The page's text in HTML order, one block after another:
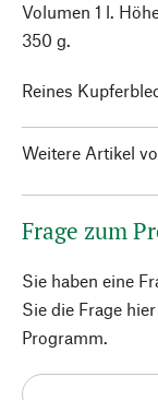
Volumen 1 l.
350 g.
Reines
Weitere Artikel
Frage zum
Sie haben eine
Sie die Frage
Programm.